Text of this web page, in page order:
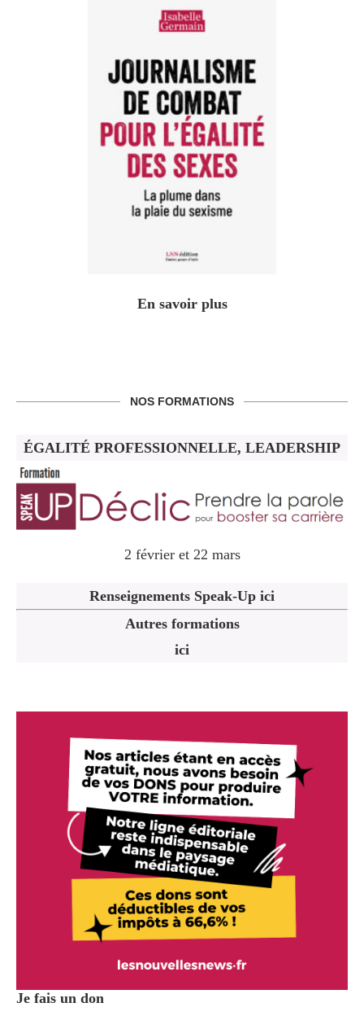
En savoir plus
NOS FORMATIONS
ÉGALITÉ PROFESSIONNELLE, LEADERSHIP
2 février et 22 mars
Renseignements Speak-Up ici
Autres formations
ici
Je fais un don